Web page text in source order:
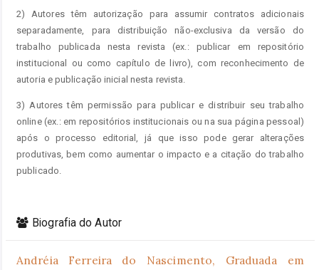
2) Autores têm autorização para assumir contratos adicionais
separadamente, para distribuição não-exclusiva da versão do
trabalho publicada nesta revista (ex.: publicar em repositório
institucional ou como capítulo de livro), com reconhecimento de
autoria e publicação inicial nesta revista.
3) Autores têm permissão para publicar e distribuir seu trabalho
online (ex.: em repositórios institucionais ou na sua página pessoal)
após o processo editorial, já que isso pode gerar alterações
produtivas, bem como aumentar o impacto e a citação do trabalho
publicado.
Biografia do Autor
Andréia Ferreira do Nascimento, Graduada em